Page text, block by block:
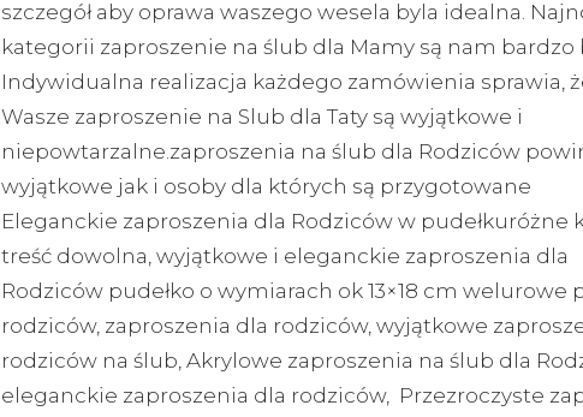
szczegół aby oprawa waszego wesela byla idealna.
kategorii zaproszenie na ślub dla Mamy są nam bardzo
Indywidualna realizacja każdego zamówienia sprawia,
Wasze zaproszenie na Slub dla Taty są wyjątkowe i
niepowtarzalne.zaproszenia na ślub dla Rodziców
wyjątkowe jak i osoby dla których są przygotowane
Eleganckie zaproszenia dla Rodziców w pudełkuróżne
treść dowolna, wyjątkowe i eleganckie zaproszenia dla
Rodziców pudełko o wymiarach ok 13×18 cm welurowe
rodziców, zaproszenia dla rodziców, wyjątkowe
rodziców na ślub, Akrylowe zaproszenia na ślub dla
eleganckie zaproszenia dla rodziców, Przezroczyste